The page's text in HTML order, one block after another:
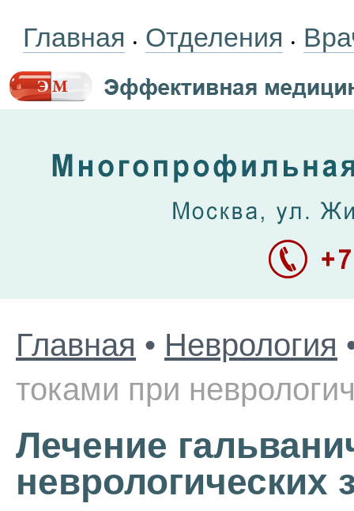
Главная • Отделения •
Главная • Неврология
токами при
Лечение
неврологических